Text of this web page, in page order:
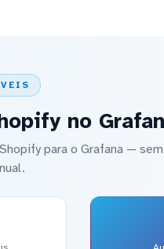
no
para o Grafana —